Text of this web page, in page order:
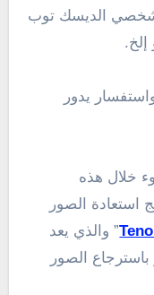
الديسك توب
إلخ.
يدور
خلال هذه
استعادة الصور
” والذي يعد
الصور